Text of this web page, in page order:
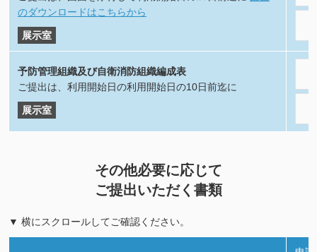
のダウンロードはこちらから
展示室
予防管理組織及び自衛消防組織編成表
ご提出は、利用開始日の利用開始日の10日前迄に
展示室
その他必要に応じて
ご提出いただく書類
▼ 横にスクロールしてご確認ください。